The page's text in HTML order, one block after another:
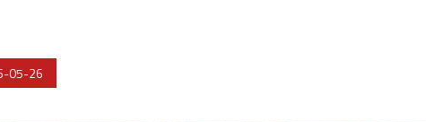
05-26